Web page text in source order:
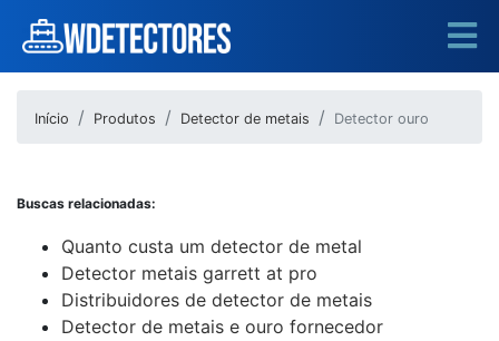
Início Produtos Detector de metais Detector ouro
Buscas relacionadas:
Quanto custa um detector de metal
Detector metais garrett at pro
Distribuidores de detector de metais
Detector de metais e ouro fornecedor